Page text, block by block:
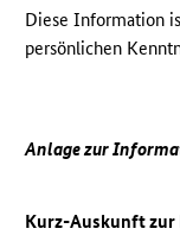
Diese Information
persönlichen
Anlage zur
Kurz-Auskunft zur